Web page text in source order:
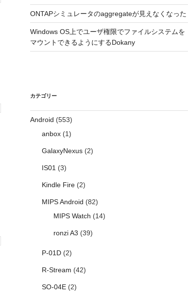
ONTAPシミュレータのaggregateが見えなくなった
Windows OS上でユーザ権限でファイルシステムを
マウントできるようにするDokany
カテゴリー
Android (553)
anbox(1)
GalaxyNexus(2)
IS01 (3)
Kindle Fire(2)
MIPS Android (82)
MIPS Watch (14)
ronzi A3 (39)
P-01D(2)
R-Stream (42)
SO-04E(2)